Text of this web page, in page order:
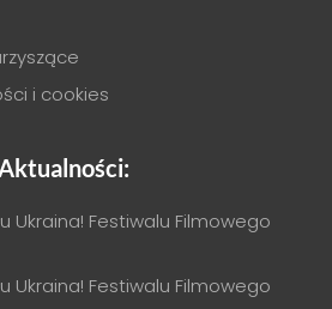
i cookies
Ukraina! Festiwalu Filmowego
Ukraina! Festiwalu Filmowego